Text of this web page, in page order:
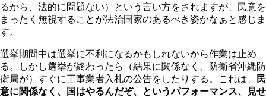
るから、法的に問題ない）という言い方をされますが、民意を
まったく無視することが法治国家のあるべき姿かなぁと感じま
す。
選挙期間中は選挙に不利になるかもしれないから作業は止め
る。しかし選挙が終わったら（結果に関係なく、防衛省沖縄防
衛局が）すぐに工事業者入札の公告をしたりする。これは、
民
意に関係なく、国はやるんだぞ、というパフォーマンス、見せ